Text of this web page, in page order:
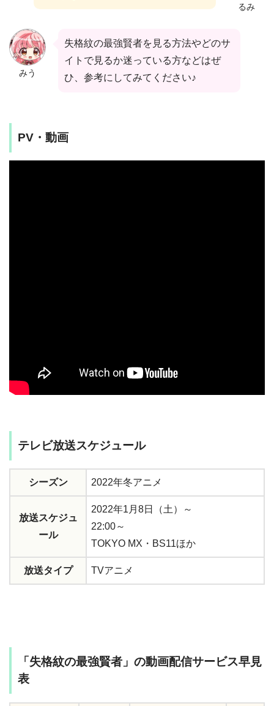
るみ
みう
失格紋の最強賢者を見る方法やどのサ
イトで見るか迷っている方などはぜ
ひ、参考にしてみてください♪
PV・動画
テレビ放送スケジュール
シーズン 2022年冬アニメ
放送スケジュ
ール
2022年1月8日（土）～
22:00～
TOKYO MX・BS11ほか
放送タイプ TVアニメ
「失格紋の最強賢者」の動画配信サービス早見
表